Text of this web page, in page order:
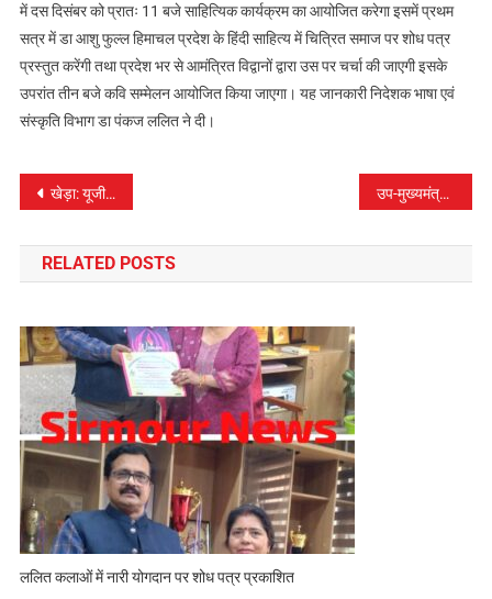
में दस दिसंबर को प्रातः 11 बजे साहित्यिक कार्यक्रम का आयोजित करेगा इसमें प्रथम
सत्र में डा आशु फुल्ल हिमाचल प्रदेश के हिंदी साहित्य में चित्रित समाज पर शोध पत्र
प्रस्तुत करेंगी तथा प्रदेश भर से आमंत्रित विद्वानों द्वारा उस पर चर्चा की जाएगी इसके
उपरांत तीन बजे कवि सम्मेलन आयोजित किया जाएगा। यह जानकारी निदेशक भाषा एवं
संस्कृति विभाग डा पंकज ललित ने दी।
पोस्ट
नेविगेशन
खेड़ा: यूजीए अपार्टमेंट में चोरी की वारदात, चोरों ने चार फ्लैटों से लाखों की नकदी और जेवर पर किया हाथ साफ उप-मुख्यमंत्री ने सेना के जवान के निधन पर किया शोक व्यक्त
RELATED POSTS
ललित कलाओं में नारी योगदान पर शोध पत्र प्रकाशित